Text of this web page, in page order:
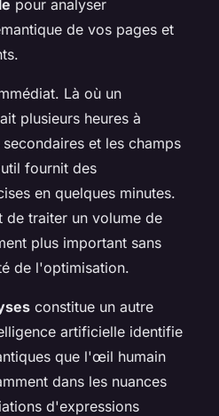
pour analyser
de vos pages et
Là où un
plusieurs heures à
et les champs
fournit des
en quelques minutes.
de traiter un volume de
plus important sans
de l'optimisation.
constitue un autre
artificielle identifie
que l'œil humain
dans les nuances
d'expressions